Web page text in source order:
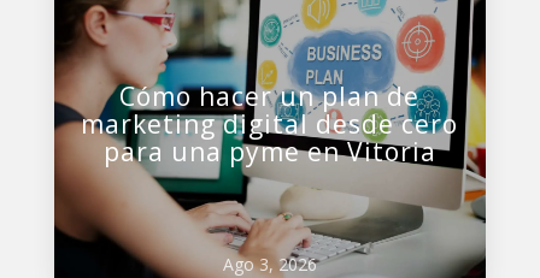
Cómo hacer un plan de
marketing digital desde cero
para una pyme en Vitoria
Ago 3, 2026